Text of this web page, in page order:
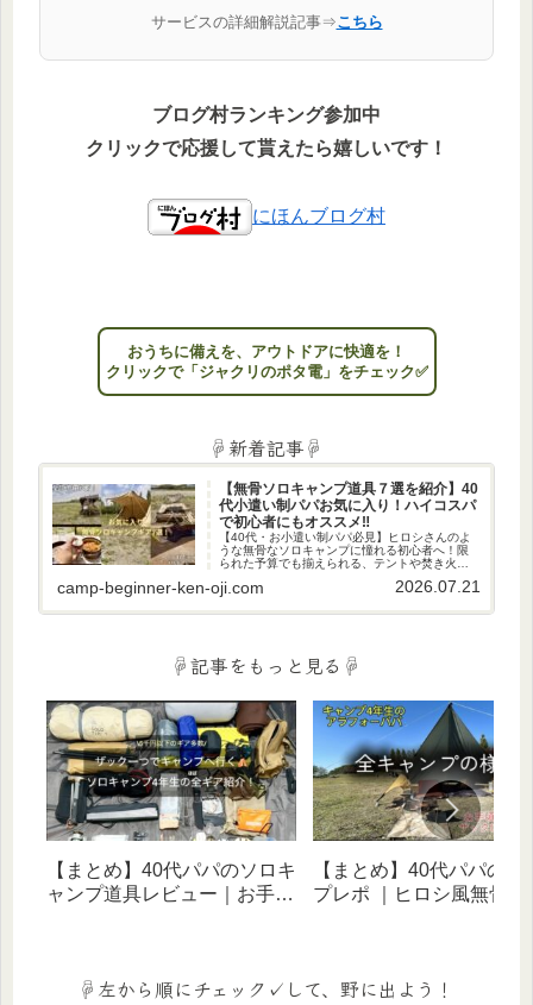
サービスの詳細解説記事⇒こちら
ブログ村ランキング参加中
クリックで応援して貰えたら嬉しいです！
にほんブログ村
おうちに備えを、アウトドアに快適を！
クリックで「ジャクリのポタ電」をチェック✅
☟新着記事☟
【無骨ソロキャンプ道具７選を紹介】40
代小遣い制パパお気に入り！ハイコスパ
で初心者にもオススメ‼
【40代・お小遣い制パパ必見】ヒロシさんのよ
うな無骨なソロキャンプに憧れる初心者へ！限
られた予算でも揃えられる、テントや焚き火台
末、男のロマン溢れる秘密基地で日々の疲れを
camp-beginner-ken-oji.com 2026.07.21
☟記事をもっと見る☟
【まとめ】40代パパのソロキ
ャンプ道具レビュー｜お手頃
【まとめ】40代パパのキ
プレポ ｜ヒロシ風無骨ス
☟左から順にチェック✓して、野に出よう！